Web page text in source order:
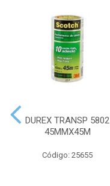
DUREX TRANSP 5802
45MMX45M
Código: 25655